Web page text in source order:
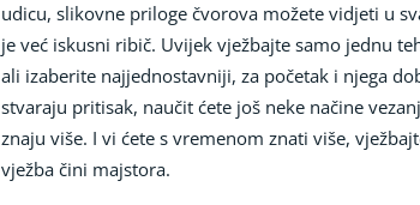
udicu, slikovne priloge čvorova možete vidjeti u
je već iskusni ribič. Uvijek vježbajte samo jednu
ali izaberite najjednostavniji, za početak i njega
stvaraju pritisak, naučit ćete još neke načine
znaju više. I vi ćete s vremenom znati više,
vježba čini majstora.